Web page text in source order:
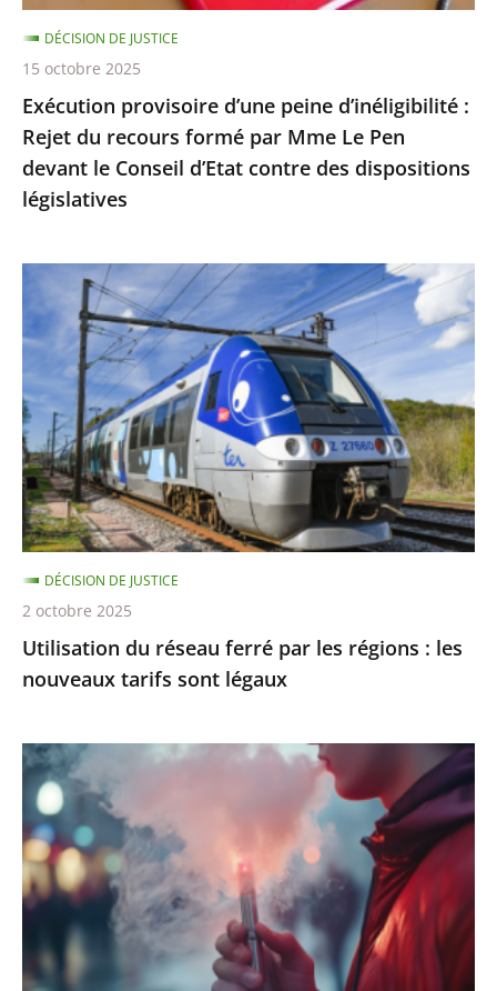
formé
par
Mme
Le
Pen
devant
le
d’Etat
contre
dispositions
législatives
Exécution provisoire d’une peine d’inéligibilité :
Rejet du recours formé par Mme Le Pen
devant le Conseil d’Etat contre des dispositions
législatives
DÉCISION DE JUSTICE
15 octobre 2025
Utilisation
du
réseau
ferré
par
les
régions
:
les
nouveaux
tarifs
sont
légaux
Utilisation du réseau ferré par les régions : les
nouveaux tarifs sont légaux
DÉCISION DE JUSTICE
2 octobre 2025
Interdiction
de
vente
des
produits
du
tabac
et